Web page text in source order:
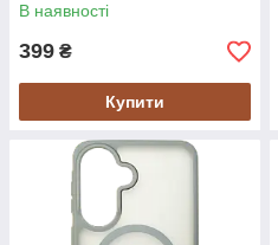
В наявності
399 ₴
Купити